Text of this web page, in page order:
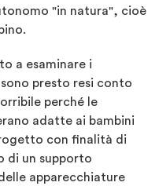
"in natura", cioè
a esaminare i
presto resi conto
perché le
adatte ai bambini
con finalità di
di un supporto
apparecchiature